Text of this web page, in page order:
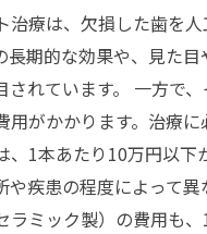
治療は、欠損した歯を人
長期的な効果や、見た目
されています。 一方で
用がかかります。治療
、1本あたり10万円以下
や疾患の程度によって異
ラミック製）の費用も